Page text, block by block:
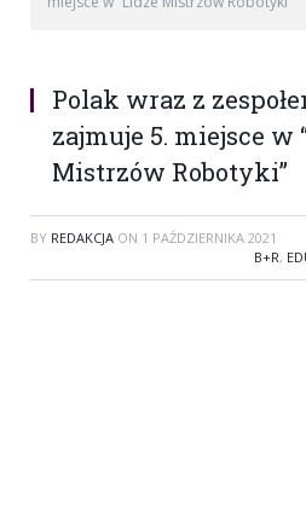
Polak wraz z
zajmuje 5. miejsce w
Mistrzów Robotyki”
BY REDAKCJA ON 1 PAŹDZIERNIKA 2021
B+R,